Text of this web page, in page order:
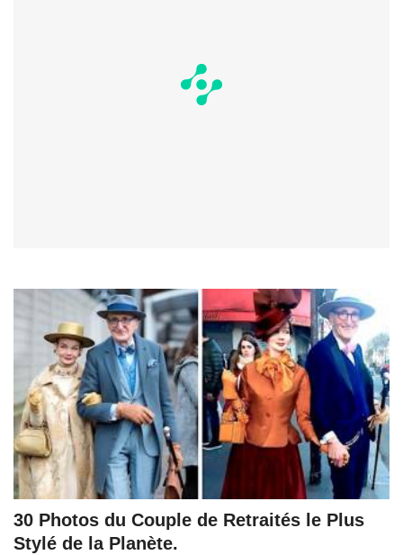
30 Photos du Couple de Retraités le Plus
Stylé de la Planète.